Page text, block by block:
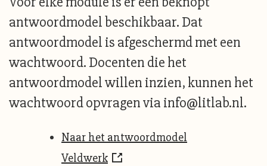
antwoordmodel beschikbaar. Dat
antwoordmodel is afgeschermd met een
wachtwoord. Docenten die het
antwoordmodel willen inzien, kunnen het
wachtwoord opvragen via info@litlab.nl.
Naar het antwoordmodel
Veldwerk